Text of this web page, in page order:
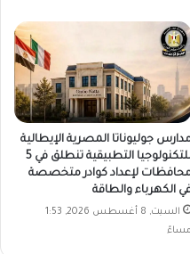
جوليوناتا المصرية الإيطالية
للتكنولوجيا التطبيقية تنطلق في 5
لإعداد كوادر متخصصة
الكهرباء والطاقة
السبت, 8 أغسطس 2026, 1:53
مساءً